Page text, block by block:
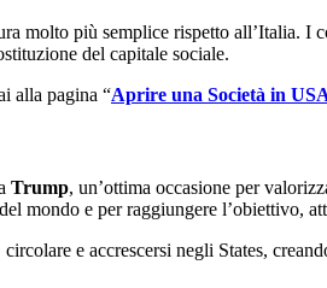
molto più semplice rispetto all’Italia. I
del capitale sociale.
alla pagina “Aprire una Società in
Trump, un’ottima occasione per
mondo e per raggiungere l’obiettivo,
e accrescersi negli States,